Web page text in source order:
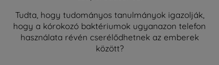
Tudta, hogy tudományos tanulmányok igazolják,
hogy a kórokozó baktériumok ugyanazon telefon
használata révén cserélődhetnek az emberek
között?